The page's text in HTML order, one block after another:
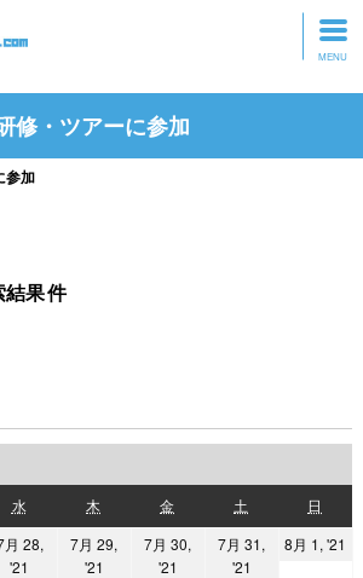
修・ツアーに参加
参加
結果件
水水
曜
日
木
曜
日
金金
曜
日
土
曜
日
日
曜
日
月 28,
'21
7月 29,
'21
7月 30,
'21
7月 31,
'21
8月 1, '21